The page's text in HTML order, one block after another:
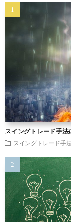
スイングトレード手
スイングトレード手